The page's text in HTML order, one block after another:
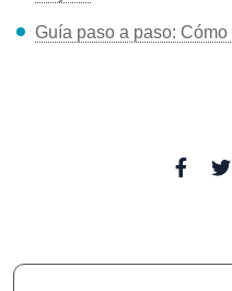
Guía paso a paso: